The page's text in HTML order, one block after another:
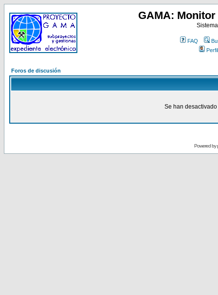
GAMA:
FAQ
Perfil
Foros de discusión
Se han
Powered by